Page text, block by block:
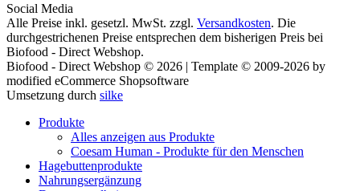
Social Media
Alle Preise inkl. gesetzl. MwSt. zzgl. Versandkosten. Die
durchgestrichenen Preise entsprechen dem bisherigen Preis bei
Biofood - Direct Webshop.
Biofood - Direct Webshop © 2026 | Template © 2009-2026 by
modified eCommerce Shopsoftware
Umsetzung durch silke
Produkte
Alles anzeigen aus Produkte
Coesam Human - Produkte für den Menschen
Hagebuttenprodukte
Nahrungsergänzung